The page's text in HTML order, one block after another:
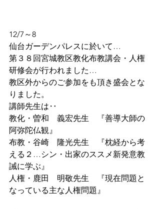
12/7～8
仙台ガーデンパレスに於いて…
第３８回宮城教区教化布教講会・人権
研修会が行われました…
教区外からのご参加をも頂き盛会とな
りました。
講師先生は‥
教化・曽和　義宏先生　『善導大師の
阿弥陀仏観』
布教・谷崎　隆光先生　『枕経から考
える２…シン・出家のススメ新発意教
誡に学ぶ』
人権・鹿田　明敬先生　『現在問題と
なっている主な人権問題』